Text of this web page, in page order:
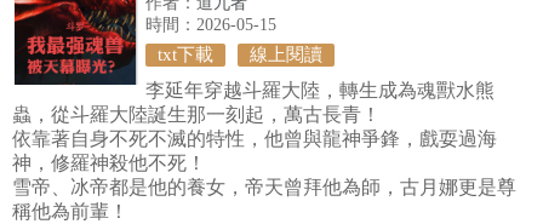
時間：2026-05-15
txt下載 線上閱讀
李延年穿越斗羅大陸，轉生成為魂獸水熊
蟲，從斗羅大陸誕生那一刻起，萬古長青！
依靠著自身不死不滅的特性，他曾與龍神爭鋒，戲耍過海
神，修羅神殺他不死！
雪帝、冰帝都是他的養女，帝天曾拜他為師，古月娜更是尊
稱他為前輩！